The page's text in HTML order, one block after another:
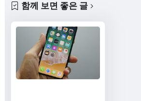
함께 보면 좋은 글